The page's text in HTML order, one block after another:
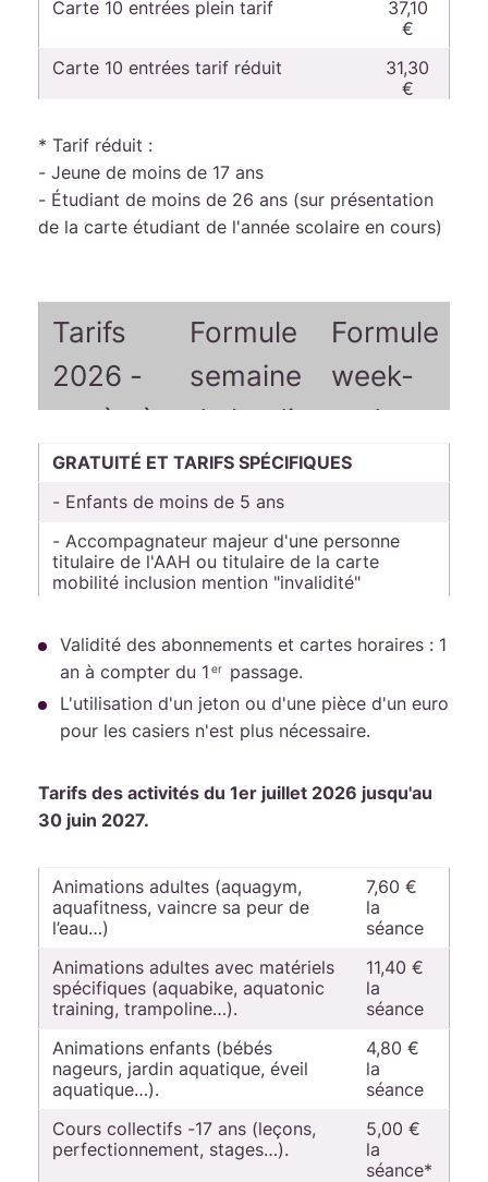
Carte 10 entrées plein tarif
37,10
€
Carte 10 entrées tarif réduit
31,30
€
Achat de la carte pour le 1er
chargement
2,30 €
* Tarif réduit :
- Jeune de moins de 17 ans
- Étudiant de moins de 26 ans (sur présentation
de la carte étudiant de l'année scolaire en cours)
Tarifs
2026 -
accès à
l'espace
détente
Formule
semaine
du lundi
au
vendredi
en
période
scolaire
Formule
week-
end et
vacances
(Zone B)
Entrée
entrées
29,20 € 40,50 €
Achat de la
carte pour le
1er
chargement
GRATUITÉ ET TARIFS SPÉCIFIQUES
- Enfants de moins de 5 ans
- Accompagnateur majeur d'une personne
titulaire de l'AAH ou titulaire de la carte
mobilité inclusion mention "invalidité"
Solidariré Actif (RSA), les titulaires de
l'Allocation de Solidarité Spécifique (ASS), et
de l'aide au demandeur d'asile (ADA) =>
uniquement sur les bassins, et sur
présentation d'un justificatif d'identité.
Validité des abonnements et cartes horaires : 1
an à compter du 1 er
passage.
L'utilisation d'un jeton ou d'une pièce d'un euro
pour les casiers n'est plus nécessaire.
Tarifs des activités du 1er juillet 2026 jusqu'au
30 juin 2027.
Animations adultes (aquagym,
aquafitness, vaincre sa peur de
l’eau…)
7,60 €
la
séance
Animations adultes avec matériels
spécifiques (aquabike, aquatonic
training, trampoline…).
11,40 €
la
séance
Animations enfants (bébés
nageurs, jardin aquatique, éveil
aquatique…).
4,80 €
la
séance
Cours collectifs -17 ans (leçons,
perfectionnement, stages…).
5,00 €
la
séance*